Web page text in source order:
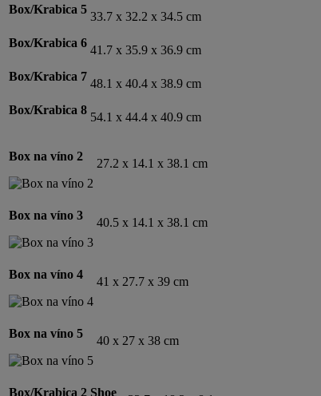
Box/Krabica 5
33.7 x 32.2 x 34.5 cm
Box/Krabica 6
41.7 x 35.9 x 36.9 cm
Box/Krabica 7
48.1 x 40.4 x 38.9 cm
Box/Krabica 8
54.1 x 44.4 x 40.9 cm
Box na víno 2
27.2 x 14.1 x 38.1 cm
Box na víno 3
40.5 x 14.1 x 38.1 cm
Box na víno 4
41 x 27.7 x 39 cm
Box na víno 5
40 x 27 x 38 cm
Box/Krabica 2 Shoe